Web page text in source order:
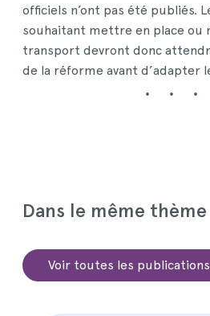
officiels n’ont pas été publiés.
souhaitant mettre en place ou
transport devront donc
de la réforme avant d’adapter
Dans le même thème
Voir toutes les publications